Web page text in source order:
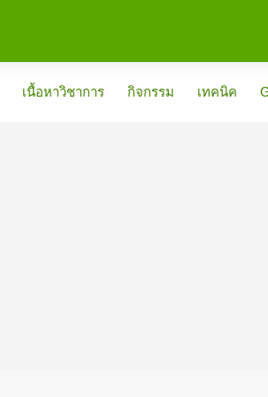
เนื้อหาวิชาการ กิจกรรม เทคนิค